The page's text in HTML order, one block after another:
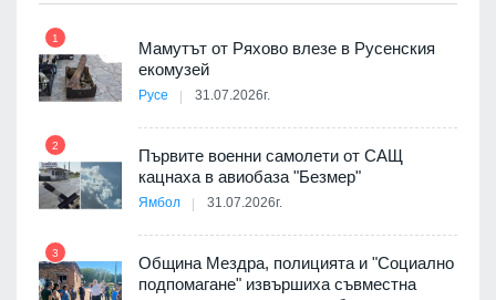
1
Мамутът от Ряхово влезе в Русенския
екомузей
Русе 31.07.2026г.
2
Първите военни самолети от САЩ
кацнаха в авиобаза "Безмер"
Ямбол 31.07.2026г.
3
Община Мездра, полицията и "Социално
подпомагане" извършиха съвместна